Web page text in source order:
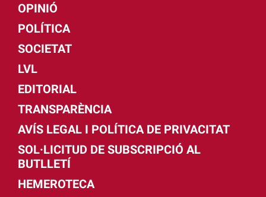
OPINIÓ
POLÍTICA
SOCIETAT
LVL
EDITORIAL
TRANSPARÈNCIA
AVÍS LEGAL I POLÍTICA DE PRIVACITAT
SOL·LICITUD DE SUBSCRIPCIÓ AL
BUTLLETÍ
HEMEROTECA